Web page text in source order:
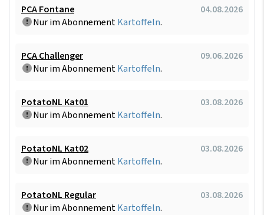
PCA Fontane
04.08.2026
Nur im AbonnementKartoffeln.
PCA Challenger
09.06.2026
Nur im AbonnementKartoffeln.
PotatoNL Kat01
03.08.2026
Nur im AbonnementKartoffeln.
PotatoNL Kat02
03.08.2026
Nur im AbonnementKartoffeln.
PotatoNL Regular
03.08.2026
Nur im AbonnementKartoffeln.